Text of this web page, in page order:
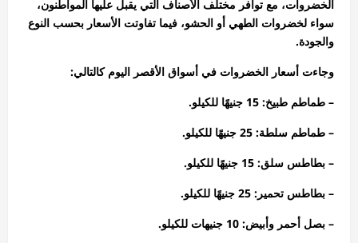
الخضروات، مع توافر مختلف الأصناف التي يقبل عليها المواطنون،
سواء لخضروات الطهي أو الحشو، فيما تفاوتت الأسعار بحسب النوع
والجودة.
وجاءت أسعار الخضروات في أسواق الأقصر اليوم كالتالي:
– طماطم طبيخ: 15 جنيهًا للكيلو.
– طماطم سلطة: 25 جنيهًا للكيلو.
– بطاطس سلق: 15 جنيهًا للكيلو.
– بطاطس تحمير: 25 جنيهًا للكيلو.
– بصل أحمر وأبيض: 10 جنيهات للكيلو.